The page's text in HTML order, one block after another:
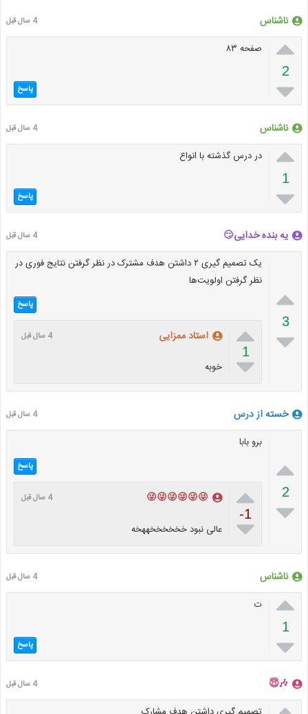
ناشناس 4 سال قبل

2

صفحه ۸۳
پاسخ
ناشناس 4 سال قبل

1

در درس گذشته با انواع
پاسخ
یه بنده خدایی😏 4 سال قبل

3

یک تصمیم گیری ۲ داشتن هدف مشترک در نظر گرفتن نتایج فوری در
نظر گرفتن اولویت‌ها
پاسخ

1

استاد ممزایی 4 سال قبل
خوبه
خسته از درس 4 سال قبل

2

برو بابا
پاسخ

-1

😜😜😜😜😜😜 4 سال قبل
عالی نبود خخخخخخههخه
ناشناس 4 سال قبل

1

ت
پاسخ
🎶😇 4 سال قبل